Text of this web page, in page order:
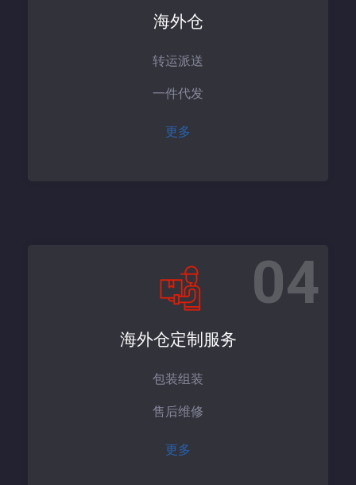
海外仓
转运派送
一件代发
更多
04
海外仓定制服务
包装组装
售后维修
更多